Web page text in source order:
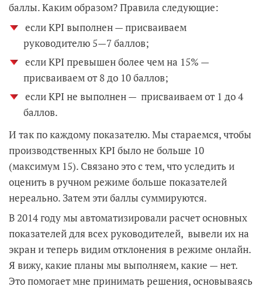
баллы. Каким образом? Правила следующие:
если KPI выполнен — присваиваем
руководителю 5—7 баллов;
если KPI превышен более чем на 15% —
присваиваем от 8 до 10 баллов;
если KPI не выполнен — присваиваем от 1 до 4
баллов.
И так по каждому показателю. Мы стараемся, чтобы
производственных KPI было не больше 10
(максимум 15). Связано это с тем, что уследить и
оценить в ручном режиме больше показателей
нереально. Затем эти баллы суммируются.
В 2014 году мы автоматизировали расчет основных
показателей для всех руководителей, вывели их на
экран и теперь видим отклонения в режиме онлайн.
Я вижу, какие планы мы выполняем, какие — нет.
Это помогает мне принимать решения, основываясь